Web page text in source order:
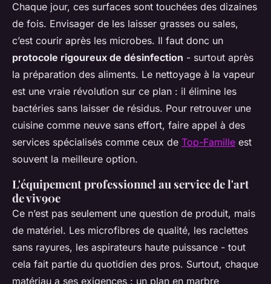
Chaque jour, ces surfaces sont touchées des dizaines
de fois. Envisager de les laisser grasses ou sales,
c’est courir après les microbes. Il faut donc un
protocole rigoureux de désinfection - surtout après
la préparation des aliments. Le nettoyage à la vapeur
est une vraie révolution sur ce plan : il élimine les
bactéries sans laisser de résidus. Pour retrouver une
cuisine comme neuve sans effort, faire appel à des
services spécialisés comme ceux de Top-Famille est
souvent la meilleure option.
L'équipement professionnel au service de l'art
de viv90e
Ce n’est pas seulement une question de produit, mais
de matériel. Les microfibres de qualité, les raclettes
sans rayures, les aspirateurs haute puissance - tout
cela fait partie du quotidien des pros. Surtout, chaque
matériau a ses exigences : un plan en marbre